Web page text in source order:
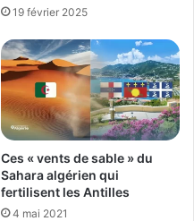
19 février 2025
Ces « vents de sable » du
Sahara algérien qui
fertilisent les Antilles
4 mai 2021